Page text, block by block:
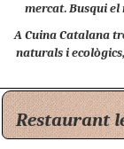
mercat. Busqui
A Cuina Catalana
naturals i
Restaurant